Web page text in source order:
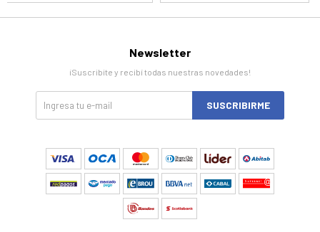
Newsletter
¡Suscribite y recibí todas nuestras novedades!
SUSCRIBIRME